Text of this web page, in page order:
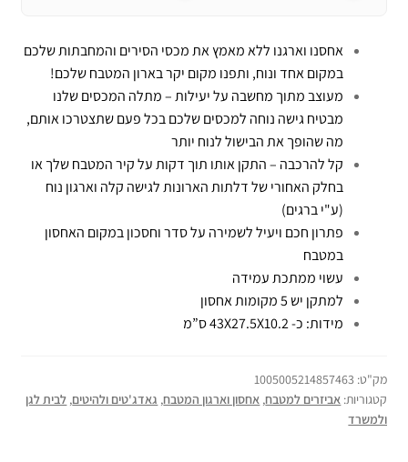
אחסנו וארגנו ללא מאמץ את מכסי הסירים והמחבתות שלכם
במקום אחד ונוח, ותפנו מקום יקר בארון המטבח שלכם!
מעוצב מתוך מחשבה על יעילות – מתלה המכסים שלנו
מבטיח גישה נוחה למכסים שלכם בכל פעם שתצטרכו אותם,
מה שהופך את הבישול לנוח יותר
קל להרכבה – התקן אותו תוך דקות על קיר המטבח שלך או
בחלק האחורי של דלתות הארונות לגישה קלה וארגון נוח
(ע"י ברגים)
פתרון חכם ויעיל לשמירה על סדר וחסכון במקום האחסון
במטבח
עשוי ממתכת עמידה
למתקן יש 5 מקומות אחסון
מידות: כ- 43X27.5X10.2 ס”מ
מק"ט: 1005005214857463
קטגוריות: אביזרים למטבח, אחסון וארגון המטבח, גאדג'טים ולהיטים, לבית לגן
ולמשרד